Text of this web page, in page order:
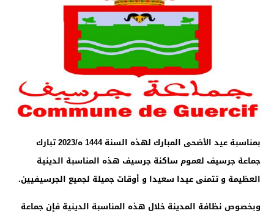
بمناسبة عيد الأضحى المبارك لهذه السنة 1444 ه/2023 تبارك
جماعة جرسيف لعموم ساكنة جرسيف هذه المناسبة الدينية
العظيمة و تتمنى عيدا سعيدا و أوقات جميلة لجميع الجرسيفيين.
وبخصوص نظافة المدينة خلال هذه المناسبة الدينية فإن جماعة